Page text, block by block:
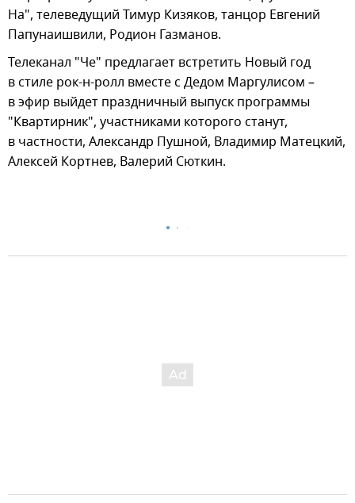
На", телеведущий Тимур Кизяков, танцор Евгений
Папунаишвили, Родион Газманов.
Телеканал "Че" предлагает встретить Новый год
в стиле рок-н-ролл вместе с Дедом Маргулисом –
в эфир выйдет праздничный выпуск программы
"Квартирник", участниками которого станут,
в частности, Александр Пушной, Владимир Матецкий,
Алексей Кортнев, Валерий Сюткин.